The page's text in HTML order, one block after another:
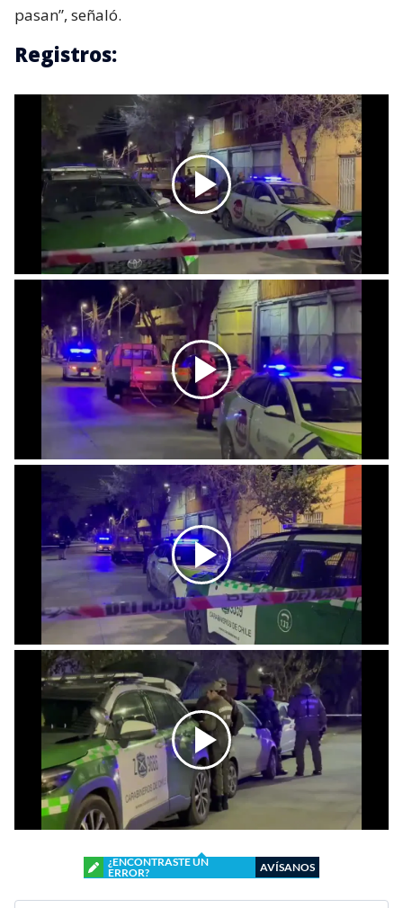
pasan”, señaló.
Registros:
¿ENCONTRASTE UN
ERROR?
AVÍSANOS